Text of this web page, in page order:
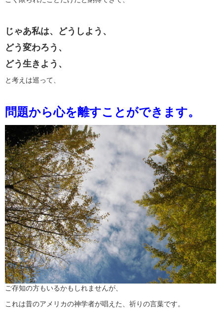
じゃあ私は、どうしよう、
どう変わろう、
どう生きよう、
と考えは巡って、
問題から心を離すことができます。
ご存知の方もいるかもしれませんが、
これは昔のアメリカの神学者が唱えた、祈りの言葉です。